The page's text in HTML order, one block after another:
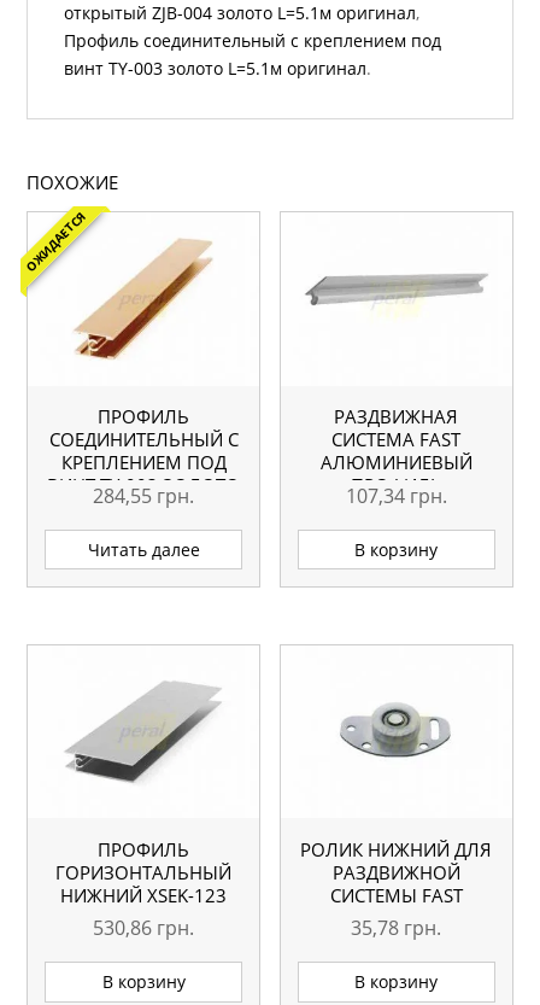
открытый ZJB-004 золото L=5.1м оригинал,
Профиль соединительный с креплением под
винт TY-003 золото L=5.1м оригинал.
ПОХОЖИЕ
ОЖИДАЕТСЯ
ПРОФИЛЬ
СОЕДИНИТЕЛЬНЫЙ С
КРЕПЛЕНИЕМ ПОД
ВИНТ TY-003 ЗОЛОТО
L=5.1М ОРИГИНАЛ
284,55 грн.
Читать далее
РАЗДВИЖНАЯ
СИСТЕМА FAST
АЛЮМИНИЕВЫЙ
ПРОФИЛЬ
107,34 грн.
В корзину
ПРОФИЛЬ
ГОРИЗОНТАЛЬНЫЙ
НИЖНИЙ ХSEK-123
СЕРЕБРО L=5.1М
ОРИГИНАЛ
530,86 грн.
В корзину
РОЛИК НИЖНИЙ ДЛЯ
РАЗДВИЖНОЙ
СИСТЕМЫ FAST
35,78 грн.
В корзину